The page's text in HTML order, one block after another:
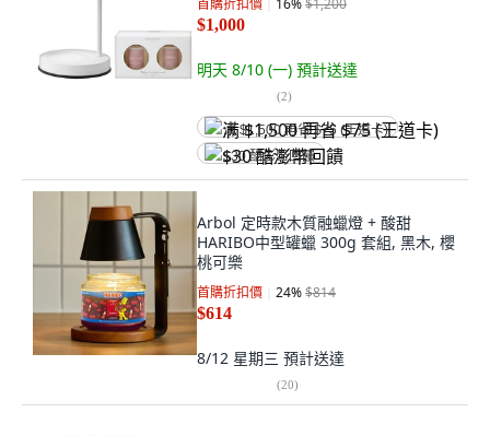
首購折扣價 16%$1,200
$1,000
明天 8/10 (一) 預計送達
(2)
满 $1,500 再省 $75 (王道卡)
$30 酷澎幣回饋
Arbol 定時款木質融蠟燈 + 酸甜
HARIBO中型罐蠟 300g 套組, 黑木, 櫻
桃可樂
首購折扣價 24%$814
$614
8/12 星期三 預計送達
(20)